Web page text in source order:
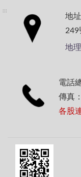
:::
地
249
地
電話
傳真
各股